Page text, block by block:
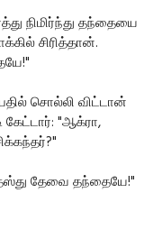
நிமிர்ந்து தந்தையை
சிரித்தான்.
சொல்லி விட்டான்
"ஆக்ரா,
தேவை தந்தையே!"